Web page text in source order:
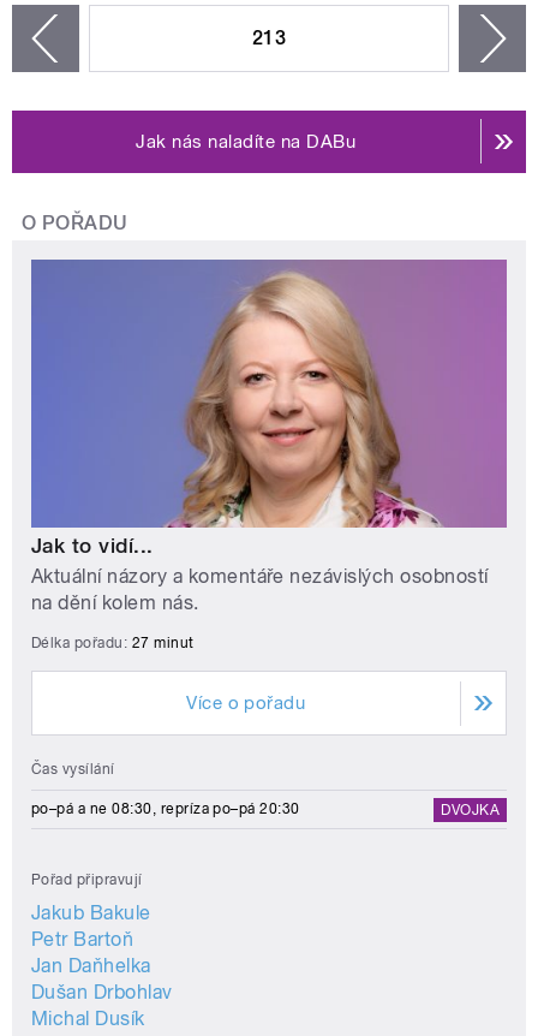
213
Jak nás naladíte na DABu
O POŘADU
Jak to vidí...
Aktuální názory a komentáře nezávislých osobností
na dění kolem nás.
Délka pořadu: 27 minut
Více o pořadu
Čas vysílání
po–pá a ne 08:30, repríza po–pá 20:30 DVOJKA
Pořad připravují
Jakub Bakule
Petr Bartoň
Jan Daňhelka
Dušan Drbohlav
Michal Dusík